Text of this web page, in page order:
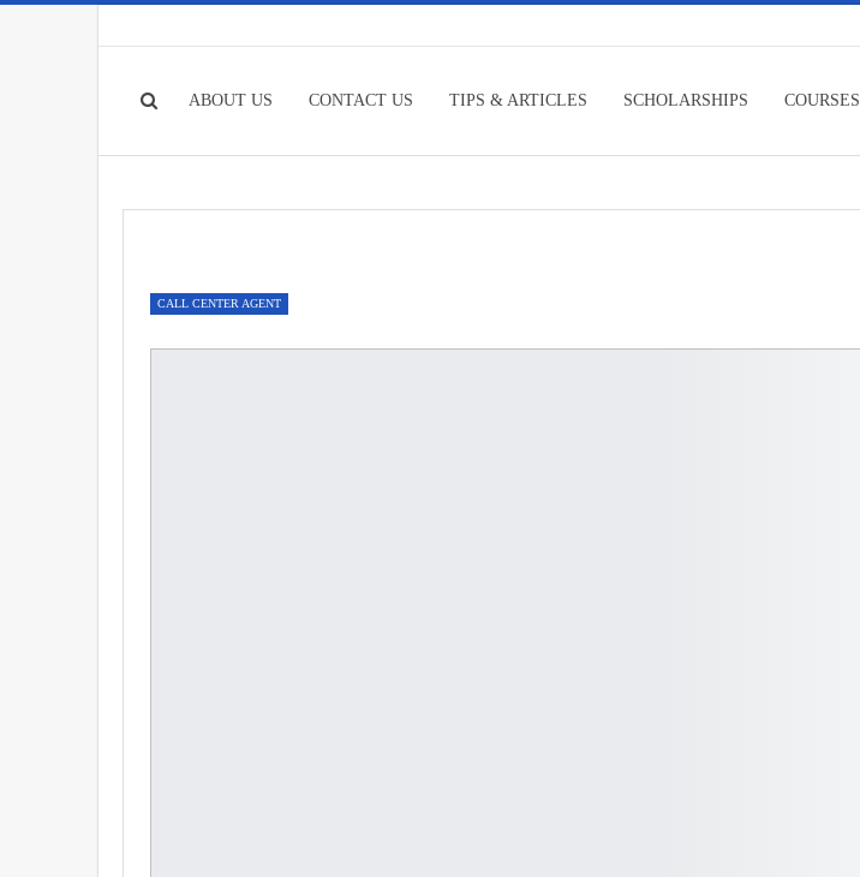
COURSES
SCHOLARSHIPS
TIPS & ARTICLES
CONTACT US
ABOUT US
CALL CENTER AGENT